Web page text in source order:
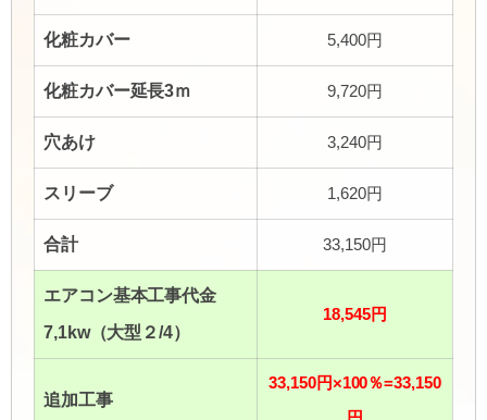
化粧カバー 5,400円
化粧カバー延長3ｍ 9,720円
穴あけ 3,240円
スリーブ 1,620円
合計 33,150円
エアコン基本工事代金
7,1kw（大型２/4）
18,545円
追加工事
33,150円×100％=33,150